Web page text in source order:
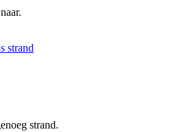
strand.